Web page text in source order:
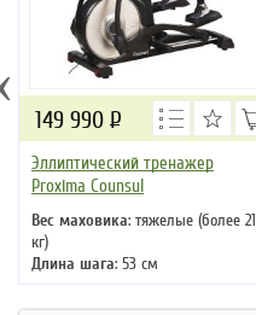
Эллиптический тренажер
Proxima Counsul
Вес маховика: тяжелые (более 21
кг)
Длина шага: 53 см
Кол-во программ: 30
Кол-во уровней: 32
149 990 Р